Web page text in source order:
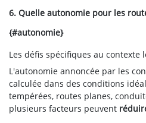
6. Quelle autonomie pour les
{#autonomie}
Les défis spécifiques au contexte
L'autonomie annoncée par les
calculée dans des conditions
tempérées, routes planes,
plusieurs facteurs peuvent